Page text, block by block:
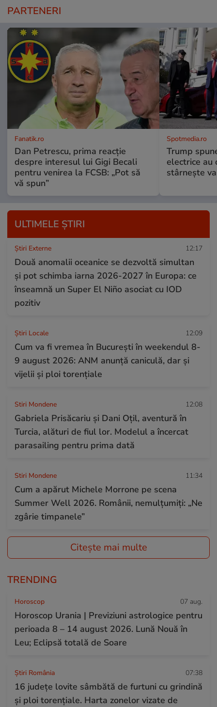
PARTENERI
Fanatik.ro
Dan Petrescu, prima reacție
despre interesul lui Gigi Becali
pentru venirea la FCSB: „Pot să
vă spun”
Spotmedia.ro
Trump
electrice au
stârnește
ULTIMELE ȘTIRI
Știri Externe 12:17
Două anomalii oceanice se dezvoltă simultan
și pot schimba iarna 2026-2027 în Europa: ce
înseamnă un Super El Niño asociat cu IOD
pozitiv
Știri Locale 12:09
Cum va fi vremea în București în weekendul 8-
9 august 2026: ANM anunță caniculă, dar și
vijelii și ploi torențiale
Stiri Mondene 12:08
Gabriela Prisăcariu și Dani Oțil, aventură în
Turcia, alături de fiul lor. Modelul a încercat
parasailing pentru prima dată
Stiri Mondene 11:34
Cum a apărut Michele Morrone pe scena
Summer Well 2026. Românii, nemulțumiți: „Ne
zgârie timpanele”
Citește mai multe
TRENDING
Horoscop 07 aug.
Horoscop Urania | Previziuni astrologice pentru
perioada 8 – 14 august 2026. Lună Nouă în
Leu; Eclipsă totală de Soare
Știri România 07:38
16 județe lovite sâmbătă de furtuni cu grindină
și ploi torențiale. Harta zonelor vizate de